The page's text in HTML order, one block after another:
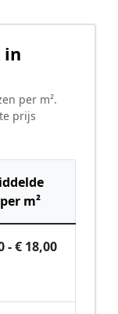
in
per m².
prijs
m²
- € 18,00